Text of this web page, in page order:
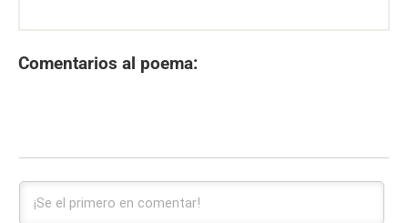
Comentarios al poema: